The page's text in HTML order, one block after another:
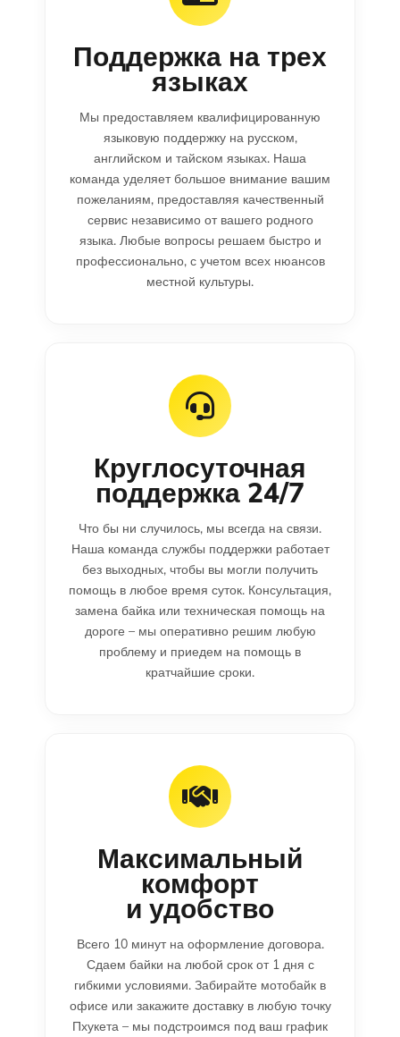
Поддержка на трех
языках
Мы предоставляем квалифицированную
языковую поддержку на русском,
английском и тайском языках. Наша
команда уделяет большое внимание вашим
пожеланиям, предоставляя качественный
сервис независимо от вашего родного
языка. Любые вопросы решаем быстро и
профессионально, с учетом всех нюансов
местной культуры.
Круглосуточная
поддержка 24/7
Что бы ни случилось, мы всегда на связи.
Наша команда службы поддержки работает
без выходных, чтобы вы могли получить
помощь в любое время суток. Консультация,
замена байка или техническая помощь на
дороге – мы оперативно решим любую
проблему и приедем на помощь в
кратчайшие сроки.
Максимальный
комфорт
и удобство
Всего 10 минут на оформление договора.
Сдаем байки на любой срок от 1 дня с
гибкими условиями. Забирайте мотобайк в
офисе или закажите доставку в любую точку
Пхукета – мы подстроимся под ваш график